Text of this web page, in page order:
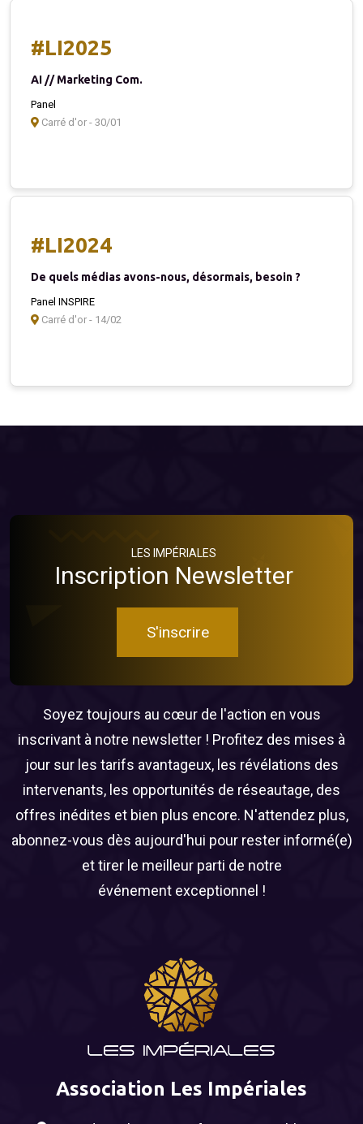
#LI2025
AI // Marketing Com.
Panel
Carré d'or - 30/01
#LI2024
De quels médias avons-nous, désormais, besoin ?
Panel INSPIRE
Carré d'or - 14/02
LES IMPÉRIALES
Inscription Newsletter
S'inscrire
Soyez toujours au cœur de l'action en vous
inscrivant à notre newsletter ! Profitez des mises à
jour sur les tarifs avantageux, les révélations des
intervenants, les opportunités de réseautage, des
offres inédites et bien plus encore. N'attendez plus,
abonnez-vous dès aujourd'hui pour rester informé(e)
et tirer le meilleur parti de notre
événement exceptionnel !
Association Les Impériales